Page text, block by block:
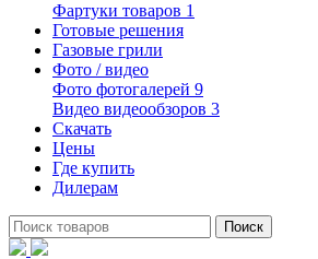
Фартуки товаров 1
Готовые решения
Газовые грили
Фото / видео
Фото фотогалерей 9
Видео видеообзоров 3
Скачать
Цены
Где купить
Дилерам
Поиск